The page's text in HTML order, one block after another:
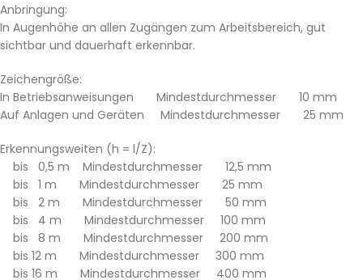
Anbringung:
In Augenhöhe an allen Zugängen zum Arbeitsbereich, gut
sichtbar und dauerhaft erkennbar.
Zeichengröße:
In Betriebsanweisungen Mindestdurchmesser 10 mm
Auf Anlagen und Geräten Mindestdurchmesser 25 mm
Erkennungsweiten (h = l/Z):
bis 0,5 m Mindestdurchmesser 12,5 mm
bis 1 m Mindestdurchmesser 25 mm
bis 2 m Mindestdurchmesser 50 mm
bis 4 m Mindestdurchmesser 100 mm
bis 8 m Mindestdurchmesser 200 mm
bis 12 m Mindestdurchmesser 300 mm
bis 16 m Mindestdurchmesser 400 mm